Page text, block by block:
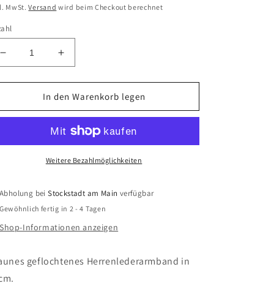
MwSt.Versand wird beim Checkout berechnet
Verringere
die
Menge
Son
-
Armband
Erhöhe
die
Menge
für
Son
Noa
-
Armband
In den Warenkorb legen
Weitere Bezahlmöglichkeiten
Abholung beiStockstadt am Main verfügbar
Gewöhnlich fertig in 2 - 4 Tagen
Shop-Informationen anzeigen
geflochtenes Herrenlederarmband in